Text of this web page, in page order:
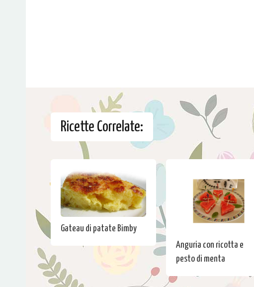
Ricette Correlate:
Gateau di patate Bimby
Anguria con ricotta e
pesto di menta